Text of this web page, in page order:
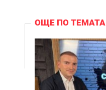
ОЩЕ ПО ТЕМАТА